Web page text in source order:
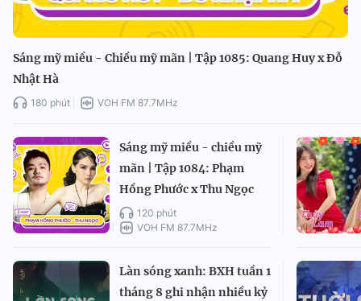
Sáng mỹ miều - Chiều mỹ mãn | Tập 1085: Quang Huy x Đỗ
Nhật Hà
180 phút VOH FM 87.7MHz
Sáng mỹ miều - chiều mỹ
mãn | Tập 1084: Phạm
Hồng Phước x Thu Ngọc
120 phút
VOH FM 87.7MHz
Làn sóng xanh: BXH tuần 1
tháng 8 ghi nhận nhiều kỷ